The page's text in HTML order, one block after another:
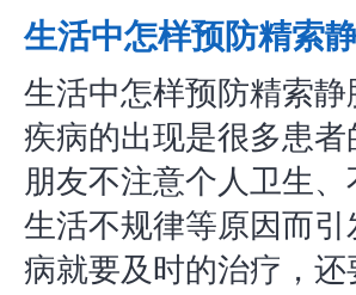
生活中怎样预防精索
生活中怎样预防精索
疾病的出现是很多患
朋友不注意个人卫生
生活不规律等原因而
病就要及时的治疗，